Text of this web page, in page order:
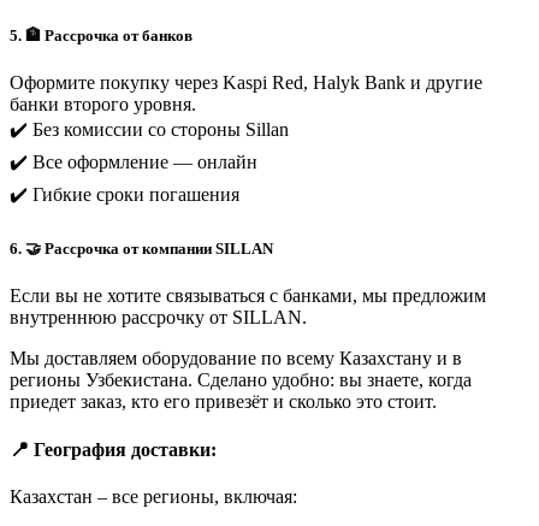
5. 🏦 Рассрочка от банков
Оформите покупку через Kaspi Red, Halyk Bank и другие
банки второго уровня.
✔️ Без комиссии со стороны Sillan
✔️ Все оформление — онлайн
✔️ Гибкие сроки погашения
6. 🤝 Рассрочка от компании SILLAN
Если вы не хотите связываться с банками, мы предложим
внутреннюю рассрочку от SILLAN.
Мы доставляем оборудование по всему Казахстану и в
регионы Узбекистана. Сделано удобно: вы знаете, когда
приедет заказ, кто его привезёт и сколько это стоит.
📍 География доставки:
Казахстан – все регионы, включая: